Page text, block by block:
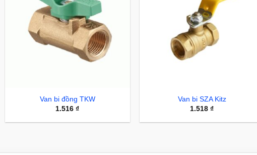
Van bi đồng TKW
1.516₫
Van bi SZA Kitz
1.518₫